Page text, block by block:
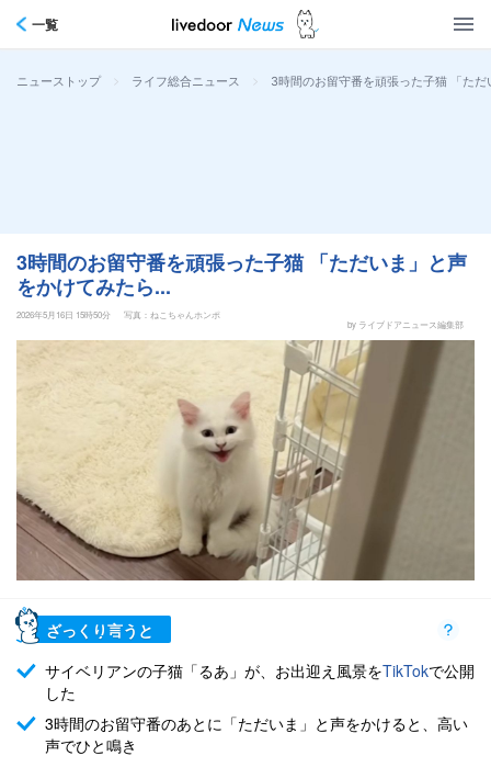
一覧
ニューストップ > ライフ総合ニュース > 3時間のお留守番を頑張った子猫 「た
3時間のお留守番を頑張った子猫 「ただいま」と声
をかけてみたら...
2026年5月16日 15時50分
写真：ねこちゃんホンポ
by ライブドアニュース編集部
ざっくり言うと
サイベリアンの子猫「るあ」が、お出迎え風景をTikTokで公開
した
3時間のお留守番のあとに「ただいま」と声をかけると、高い
声でひと鳴き